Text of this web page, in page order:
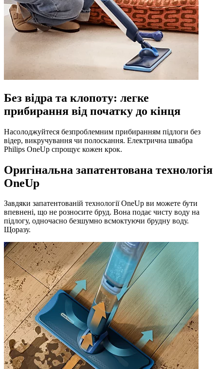
Без відра та клопоту: легке
прибирання від початку до кінця
Насолоджуйтеся безпроблемним прибиранням підлоги без
відер, викручування чи полоскання. Електрична швабра
Philips OneUp спрощує кожен крок.
Оригінальна запатентована технологія
OneUp
Завдяки запатентованій технології OneUp ви можете бути
впевнені, що не розносите бруд. Вона подає чисту воду на
підлогу, одночасно безшумно всмоктуючи брудну воду.
Щоразу.